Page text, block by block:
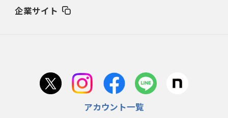
占い方
首位スピアーズ、充実の攻撃力 「湧き出る」パスでトライ量産
企業サイト
アカウント一覧